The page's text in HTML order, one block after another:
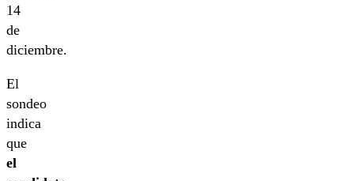
14
de
diciembre.
El
sondeo
indica
que
el